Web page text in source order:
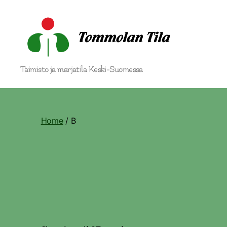
Tommolan
Tila
Taimisto ja marjatila Keski-Suomessa
Home/ B